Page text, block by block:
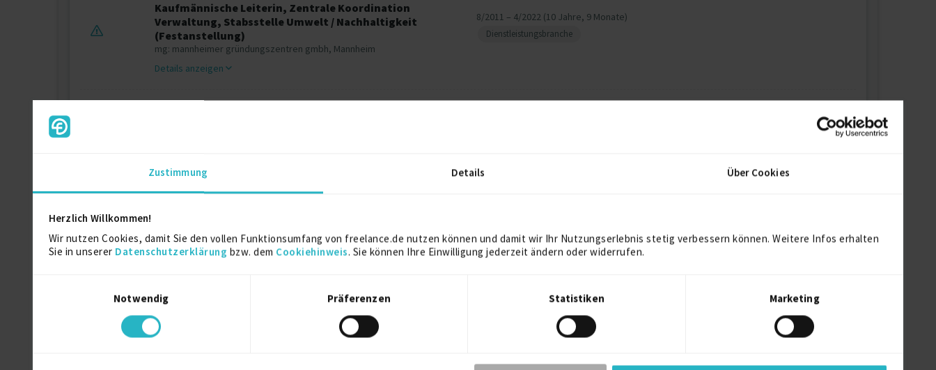
Zustimmung Details Über Cookies
Herzlich Willkommen!
Wir nutzen Cookies, damit Sie den vollen Funktionsumfang von freelance.de nutzen können und damit wir Ihr Nutzungserlebnis stetig verbessern können. Weitere Infos erhalten
Sie in unserer Datenschutzerklärung bzw. dem Cookiehinweis. Sie können Ihre Einwilligung jederzeit ändern oder widerrufen.
Notwendig
Präferenzen Statistiken Marketing
Kaufmännische Leiterin, Zentrale Koordination
Verwaltung, Stabsstelle Umwelt / Nachhaltigkeit
(Festanstellung)
mg: mannheimer gründungszentren gmbh, Mannheim
8/2011 – 4/2022 (10 Jahre, 9 Monate)
Dienstleistungsbranche
Details anzeigen
Zertifikate
Sustainable Leadership (IHK)
Sustainable Mentor (IHK)
DIHK (Deutsche Industrie- und Handelskammer)